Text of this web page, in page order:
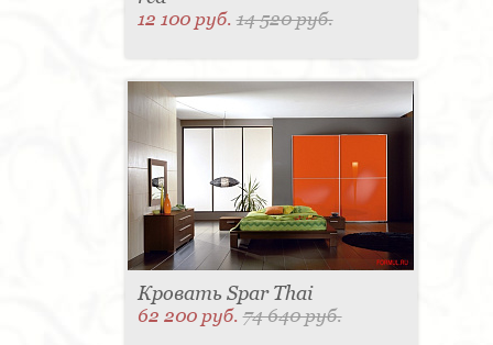
12 100 руб.14 520 руб.
Кровать Spar Thai
62 200 руб.74 640 руб.